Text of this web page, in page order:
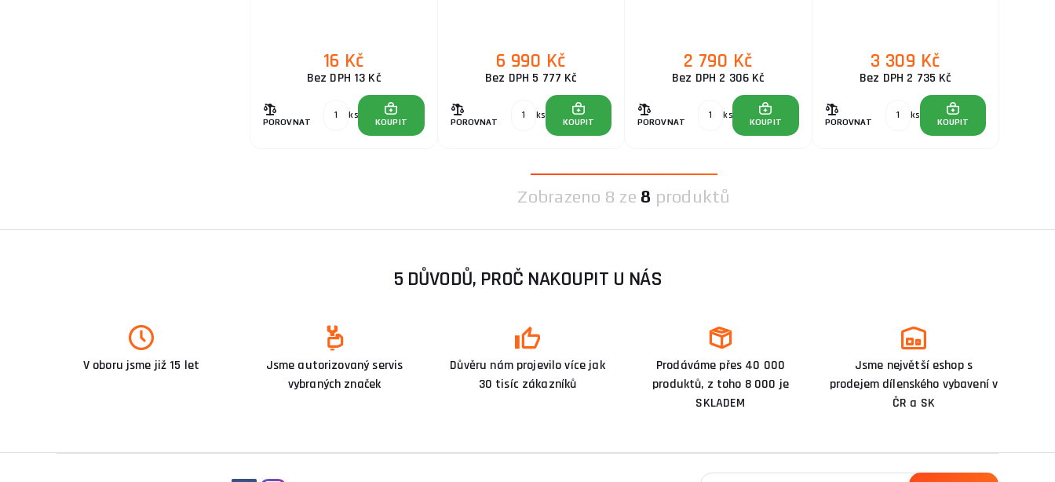
16 Kč
Bez DPH 13 Kč
POROVNAT
ks
KOUPIT
6 990 Kč
Bez DPH 5 777 Kč
POROVNAT
ks
KOUPIT
2 790 Kč
Bez DPH 2 306 Kč
POROVNAT
ks
KOUPIT
3 309 Kč
Bez DPH 2 735 Kč
POROVNAT
ks
KOUPIT
Zobrazeno 8 ze 8 produktů
5 DŮVODŮ, PROČ NAKOUPIT U NÁS
V oboru jsme již 15 let
Jsme autorizovaný servis
vybraných značek
Důvěru nám projevilo více jak
30 tisíc zákazníků
Prodáváme přes 40 000
produktů, z toho 8 000 je
SKLADEM
Jsme největší eshop s
prodejem dílenského vybavení v
ČR a SK